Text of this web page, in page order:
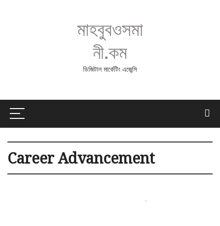
মাহবুবওসমা
নী.কম
ডিজিটাল মার্কেটিং এজেন্সি
Career Advancement